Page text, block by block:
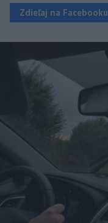
Zdieľaj na Facebooku